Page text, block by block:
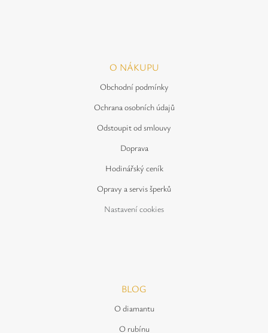
O NÁKUPU
Obchodní podmínky
Ochrana osobních údajů
Odstoupit od smlouvy
Doprava
Hodinářský ceník
Opravy a servis šperků
Nastavení cookies
BLOG
O diamantu
O rubínu